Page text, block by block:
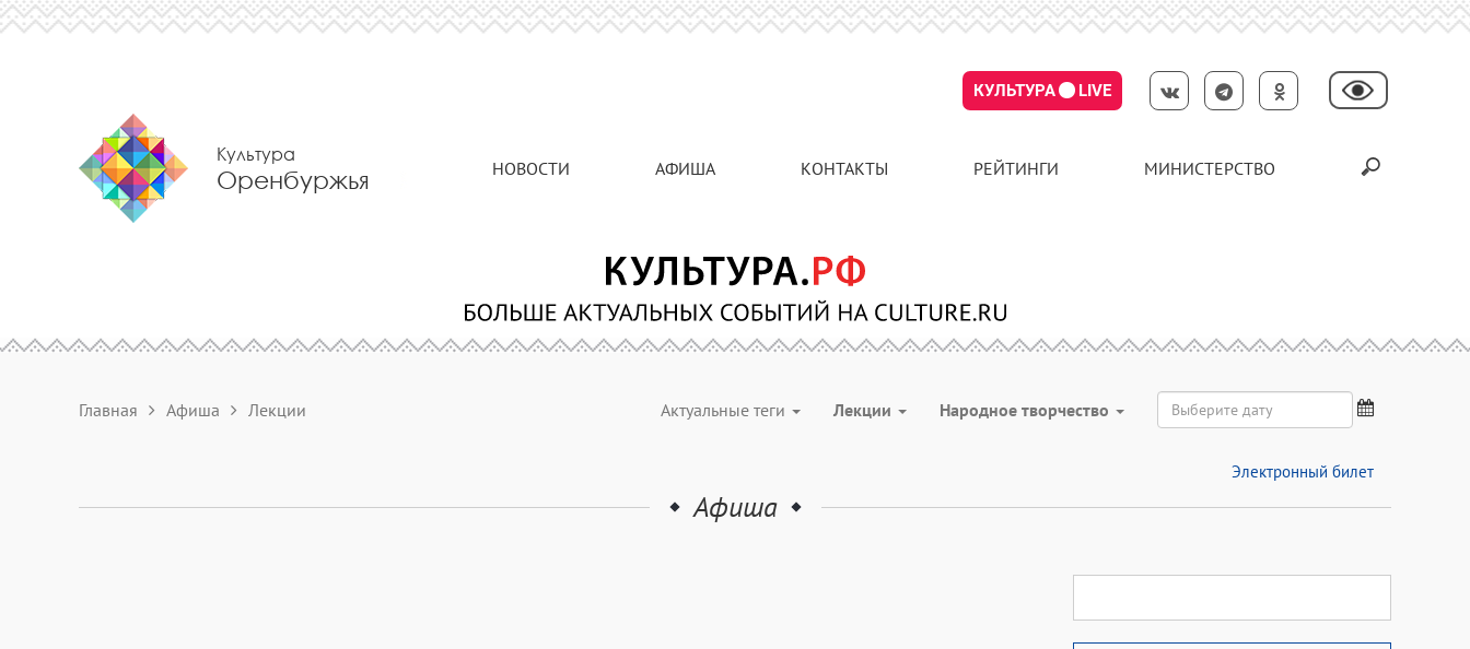
КУЛЬТУРА LIVE
Культура
Оренбуржья НОВОСТИ АФИША КОНТАКТЫ РЕЙТИНГИ МИНИСТЕРСТВО
Главная Афиша Лекции Актуальные теги Лекции Народное творчество
Электронный билет
Афиша